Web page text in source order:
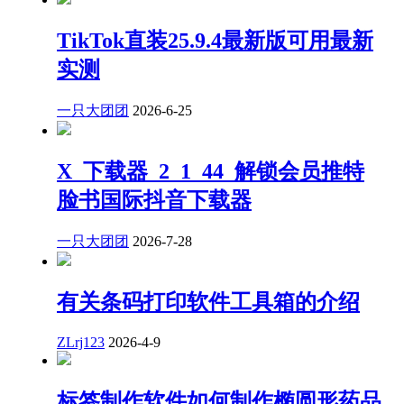
TikTok直装25.9.4最新版可用最新
实测
一只大团团 2026-6-25
X_下载器_2_1_44_解锁会员推特
脸书国际抖音下载器
一只大团团 2026-7-28
有关条码打印软件工具箱的介绍
ZLrj123 2026-4-9